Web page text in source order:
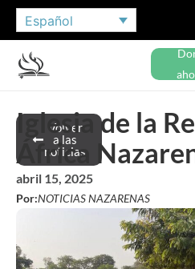
Español
Volver
a las
noticias
Iglesia de la
África
abril 15, 2025
Por:NOTICIAS NAZARENAS